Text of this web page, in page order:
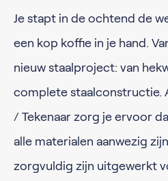
Je stapt in de ochtend de
een kop koffie in je hand.
nieuw staalproject: van
complete staalconstructie.
/ Tekenaar zorg je ervoor
alle materialen aanwezig
zorgvuldig zijn uitgewerkt